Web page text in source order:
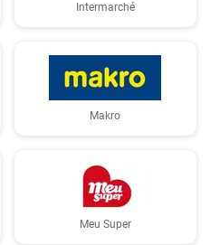
Intermarché
Makro
Meu Super